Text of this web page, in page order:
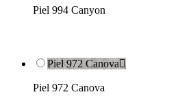
Piel 994 Canyon
Piel 972 Canova
Piel 972 Canova